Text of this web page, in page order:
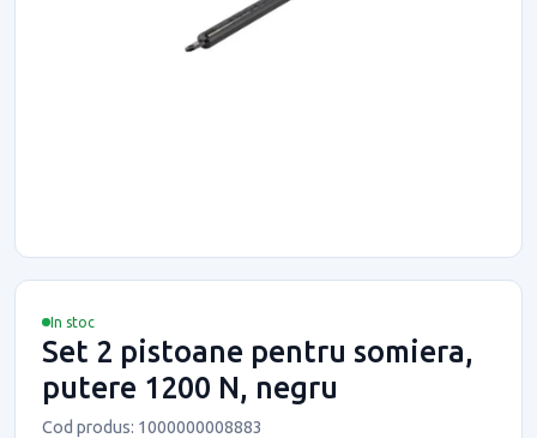
In stoc
Set 2 pistoane pentru somiera,
putere 1200 N, negru
Cod produs: 1000000008883